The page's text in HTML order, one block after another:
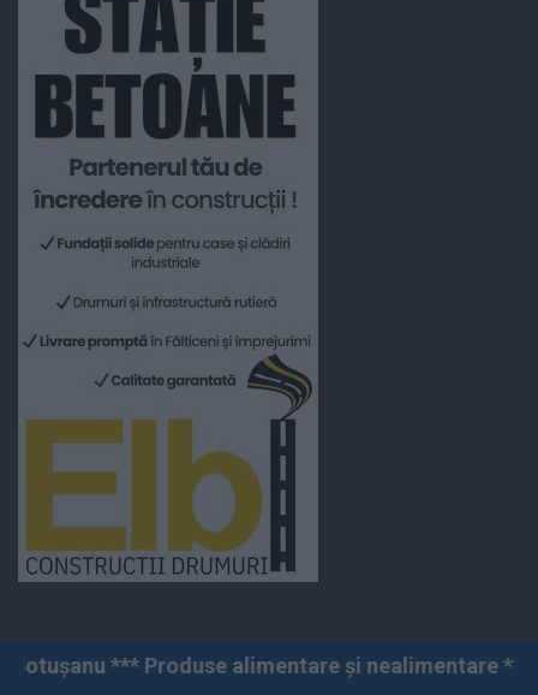
alimentare și nealimentare *** Vânzări angro